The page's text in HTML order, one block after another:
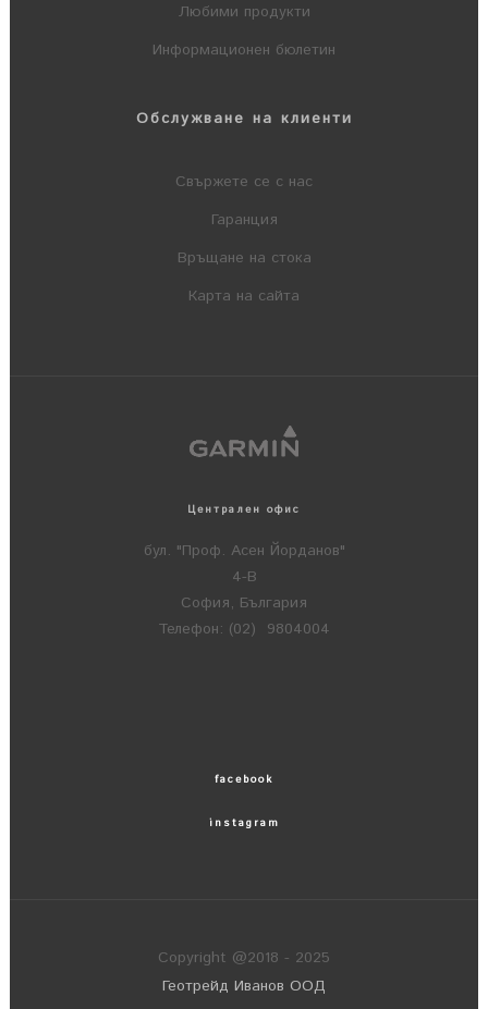
Любими продукти
Информационен бюлетин
Обслужване на клиенти
Свържете се с нас
Гаранция
Връщане на стока
Карта на сайта
Централен офис
бул. "Проф. Асен Йорданов"
4-В
София, България
Телефон: (02) 9804004
facebook
instagram
Copyright @2018 - 2025
Геотрейд Иванов ООД